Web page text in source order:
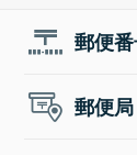
郵便
郵便